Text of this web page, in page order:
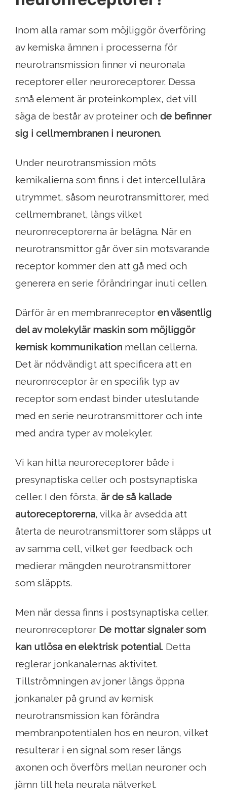
Inom alla ramar som möjliggör överföring
av kemiska ämnen i processerna för
neurotransmission finner vi neuronala
receptorer eller neuroreceptorer. Dessa
små element är proteinkomplex, det vill
säga de består av proteiner och de befinner
sig i cellmembranen i neuronen.
Under neurotransmission möts
kemikalierna som finns i det intercellulära
utrymmet, såsom neurotransmittorer, med
cellmembranet, längs vilket
neuronreceptorerna är belägna. När en
neurotransmittor går över sin motsvarande
receptor kommer den att gå med och
generera en serie förändringar inuti cellen.
Därför är en membranreceptor en väsentlig
del av molekylär maskin som möjliggör
kemisk kommunikation mellan cellerna.
Det är nödvändigt att specificera att en
neuronreceptor är en specifik typ av
receptor som endast binder uteslutande
med en serie neurotransmittorer och inte
med andra typer av molekyler.
Vi kan hitta neuroreceptorer både i
presynaptiska celler och postsynaptiska
celler. I den första, är de så kallade
autoreceptorerna, vilka är avsedda att
återta de neurotransmittorer som släpps ut
av samma cell, vilket ger feedback och
medierar mängden neurotransmittorer
som släppts.
Men när dessa finns i postsynaptiska celler,
neuronreceptorer De mottar signaler som
kan utlösa en elektrisk potential. Detta
reglerar jonkanalernas aktivitet.
Tillströmningen av joner längs öppna
jonkanaler på grund av kemisk
neurotransmission kan förändra
membranpotentialen hos en neuron, vilket
resulterar i en signal som reser längs
axonen och överförs mellan neuroner och
jämn till hela neurala nätverket.